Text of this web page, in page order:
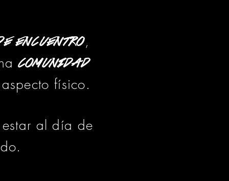
encuentro,
comunidad
físico.
al día de